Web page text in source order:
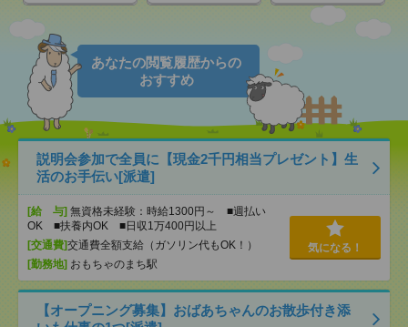
あなたの閲覧履歴からの
おすすめ
説明会参加で全員に【現金2千円相当プレゼント】生
活のお手伝い[派遣]
[給 与] 無資格未経験：時給1300円～ ■週払い
OK ■扶養内OK ■日収1万400円以上
[交通費]交通費全額支給（ガソリン代もOK！）
[勤務地] おもちゃのまち駅
気になる！
【オープニング募集】おばあちゃんのお散歩付き添